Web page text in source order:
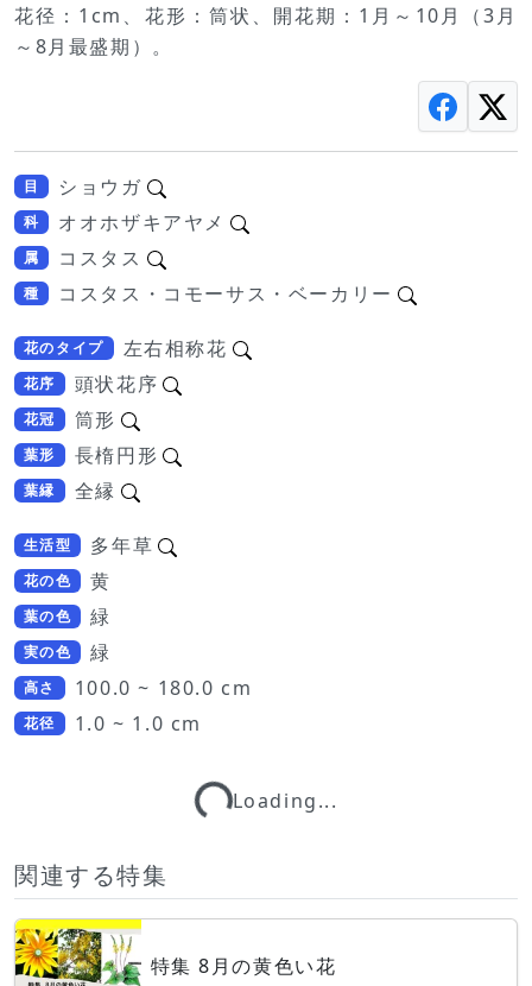
花径：1cm、花形：筒状、開花期：1月～10月（3月
～8月最盛期）。
目 ショウガ
科 オオホザキアヤメ
属 コスタス
種 コスタス・コモーサス・ベーカリー
花のタイプ 左右相称花
花序 頭状花序
花冠 筒形
葉形 長楕円形
葉縁 全縁
生活型 多年草
花の色 黄
葉の色 緑
実の色 緑
高さ 100.0 ~ 180.0 cm
花径 1.0 ~ 1.0 cmLoading...Loading...
関連する特集
特集 8月の黄色い花